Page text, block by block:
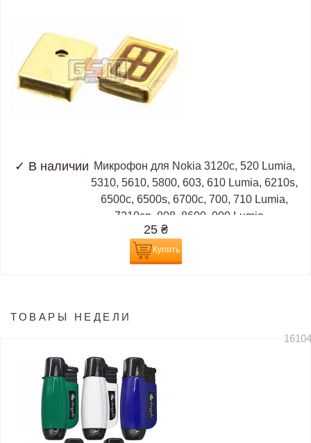
✓ В наличии Микрофон для Nokia 3120c, 520 Lumia,
5310, 5610, 5800, 603, 610 Lumia, 6210s,
6500c, 6500s, 6700c, 700, 710 Lumia,
7210sn, 808, 8600, 900 Lumia,...
25 ₴
Купить
ТОВАРЫ НЕДЕЛИ